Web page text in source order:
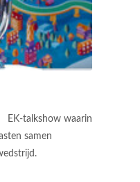
EK-talkshow waarin
samen